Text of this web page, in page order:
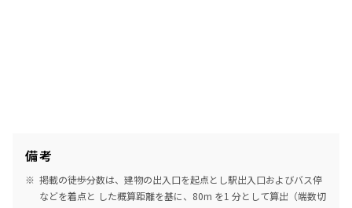
備考
掲載の徒歩分数は、建物の出入口を起点とし駅出入口およびバス停
などを着点と した概算距離を基に、80m を1 分として算出（端数切